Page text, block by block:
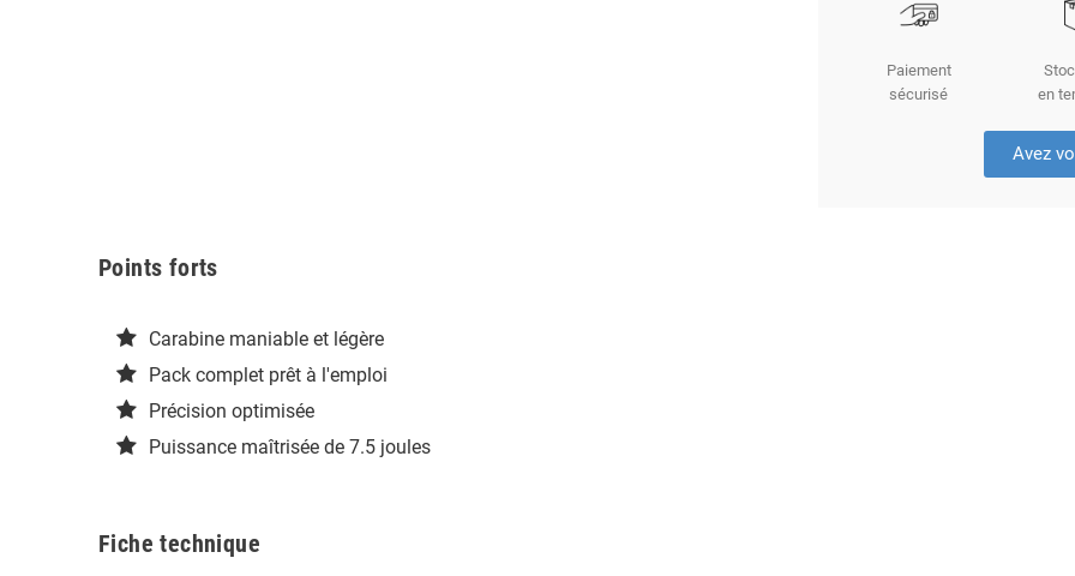
Paiement
sécurisé
en
Avez
Points forts
Carabine maniable et légère
Pack complet prêt à l'emploi
Précision optimisée
Puissance maîtrisée de 7.5 joules
Fiche technique